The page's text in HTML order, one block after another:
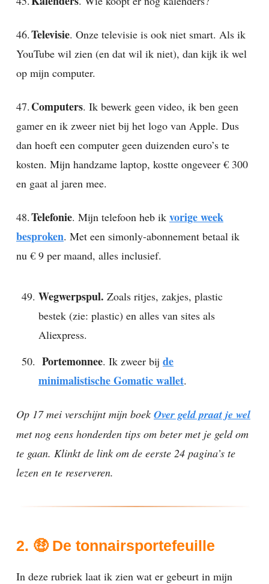
46.Televisie. Onze televisie is ook niet smart. Als ik
YouTube wil zien (en dat wil ik niet), dan kijk ik wel
op mijn computer.
47. Computers. Ik bewerk geen video, ik ben geen
gamer en ik zweer niet bij het logo van Apple. Dus
dan hoeft een computer geen duizenden euro’s te
kosten. Mijn handzame laptop, kostte ongeveer € 300
en gaat al jaren mee.
48.Telefonie. Mijn telefoon heb ik vorige week
besproken. Met een simonly-abonnement betaal ik
nu € 9 per maand, alles inclusief.
Wegwerpspul. Zoals ritjes, zakjes, plastic
bestek (zie: plastic) en alles van sites als
Aliexpress.
Portemonnee. Ik zweer bij de
minimalistische Gomatic wallet.
Op 17 mei verschijnt mijn boek Over geld praat je wel
met nog eens honderden tips om beter met je geld om
te gaan. Klinkt de link om de eerste 24 pagina’s te
lezen en te reserveren.
2. 🤑 De tonnairsportefeuille
In deze rubriek laat ik zien wat er gebeurt in mijn